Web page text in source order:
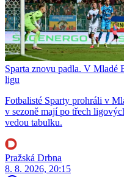
Sparta znovu padla. V Mladé
ligu
Fotbalisté Sparty prohráli v
v sezoně mají po třech
vedou tabulku.
Pražská Drbna
8. 8. 2026, 20:15